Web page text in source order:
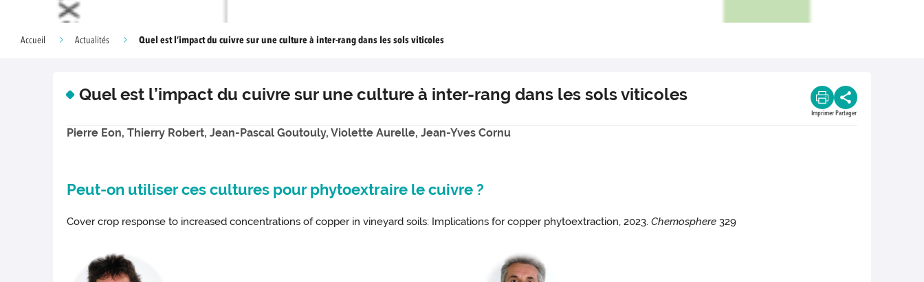
Accueil Actualités Quel est l’impact du cuivre sur une culture à inter-rang dans les sols viticoles
Quel est l’impact du cuivre sur une culture à inter-rang dans les sols viticoles
Imprimer Partager
Pierre Eon, Thierry Robert, Jean-Pascal Goutouly, Violette Aurelle, Jean-Yves Cornu
Peut-on utiliser ces cultures pour phytoextraire le cuivre ?
Cover crop response to increased concentrations of copper in vineyard soils: Implications for copper phytoextraction, 2023.Chemosphere 329